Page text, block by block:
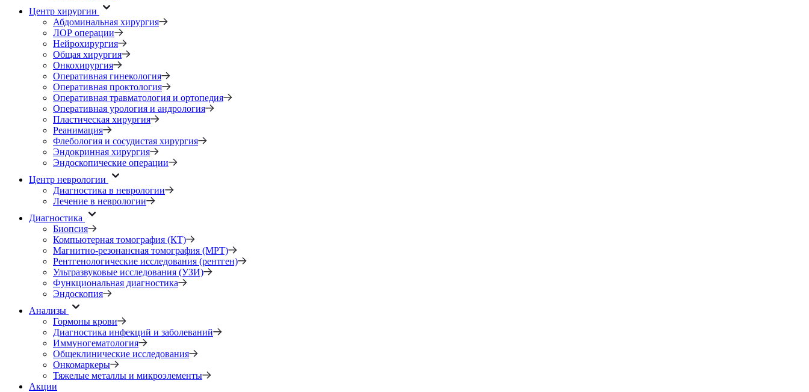
Центр хирургии
Абдоминальная хирургия
ЛОР операции
Нейрохирургия
Общая хирургия
Онкохирургия
Оперативная гинекология
Оперативная проктология
Оперативная травматология и ортопедия
Оперативная урология и андрология
Пластическая хирургия
Реанимация
Флебология и сосудистая хирургия
Эндокринная хирургия
Эндоскопические операции
Центр неврологии
Диагностика в неврологии
Лечение в неврологии
Диагностика
Биопсия
Компьютерная томография (КТ)
Магнитно-резонансная томография (МРТ)
Рентгенологические исследования (рентген)
Ультразвуковые исследования (УЗИ)
Функциональная диагностика
Эндоскопия
Анализы
Гормоны крови
Диагностика инфекций и заболеваний
Иммуногематология
Общеклинические исследования
Онкомаркеры
Тяжелые металлы и микроэлементы
Акции